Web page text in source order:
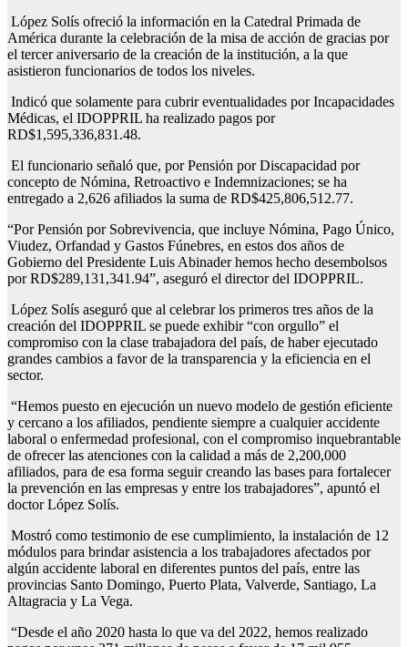
López Solís ofreció la información en la Catedral Primada de
América durante la celebración de la misa de acción de gracias por
el tercer aniversario de la creación de la institución, a la que
asistieron funcionarios de todos los niveles.
Indicó que solamente para cubrir eventualidades por Incapacidades
Médicas, el IDOPPRIL ha realizado pagos por
RD$1,595,336,831.48.
El funcionario señaló que, por Pensión por Discapacidad por
concepto de Nómina, Retroactivo e Indemnizaciones; se ha
entregado a 2,626 afiliados la suma de RD$425,806,512.77.
“Por Pensión por Sobrevivencia, que incluye Nómina, Pago Único,
Viudez, Orfandad y Gastos Fúnebres, en estos dos años de
Gobierno del Presidente Luis Abinader hemos hecho desembolsos
por RD$289,131,341.94”, aseguró el director del IDOPPRIL.
López Solís aseguró que al celebrar los primeros tres años de la
creación del IDOPPRIL se puede exhibir “con orgullo” el
compromiso con la clase trabajadora del país, de haber ejecutado
grandes cambios a favor de la transparencia y la eficiencia en el
sector.
“Hemos puesto en ejecución un nuevo modelo de gestión eficiente
y cercano a los afiliados, pendiente siempre a cualquier accidente
laboral o enfermedad profesional, con el compromiso inquebrantable
de ofrecer las atenciones con la calidad a más de 2,200,000
afiliados, para de esa forma seguir creando las bases para fortalecer
la prevención en las empresas y entre los trabajadores”, apuntó el
doctor López Solís.
Mostró como testimonio de ese cumplimiento, la instalación de 12
módulos para brindar asistencia a los trabajadores afectados por
algún accidente laboral en diferentes puntos del país, entre las
provincias Santo Domingo, Puerto Plata, Valverde, Santiago, La
Altagracia y La Vega.
“Desde el año 2020 hasta lo que va del 2022, hemos realizado